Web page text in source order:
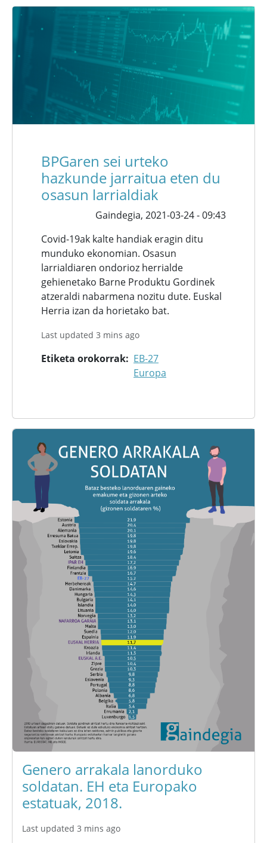
BPGaren sei urteko
hazkunde jarraitua eten du
osasun larrialdiak
Gaindegia, 2021-03-24 - 09:43
Covid-19ak kalte handiak eragin ditu
munduko ekonomian. Osasun
larrialdiaren ondorioz herrialde
gehienetako Barne Produktu Gordinek
atzeraldi nabarmena nozitu dute. Euskal
Herria izan da horietako bat.
Last updated 3 mins ago
Etiketa orokorrak
EB-27
Europa
Genero arrakala lanorduko
soldatan. EH eta Europako
estatuak, 2018.
Last updated 3 mins ago